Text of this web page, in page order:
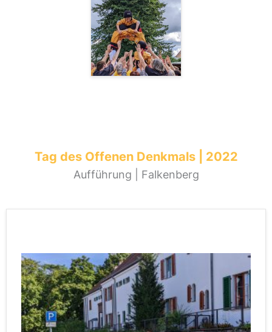
Tag des Offenen Denkmals | 2022
Aufführung | Falkenberg